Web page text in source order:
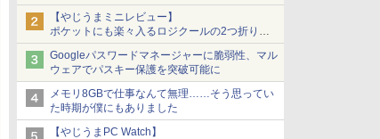
【やじうまミニレビュー】
ポケットにも楽々入るロジクールの2つ折りマ
ウス「Mobi Fold」。その気になるギミックと
は？
Googleパスワードマネージャーに脆弱性、マル
ウェアでパスキー保護を突破可能に
メモリ8GBで仕事なんて無理……そう思ってい
た時期が僕にもありました
【やじうまPC Watch】